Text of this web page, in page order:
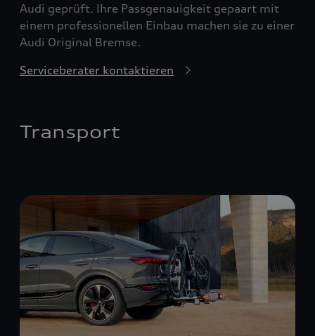
Audi geprüft. Ihre Passgenauigkeit gepaart mit
einem professionellen Einbau machen sie zu einer
Audi Original Bremse.
Serviceberater kontaktieren
Transport